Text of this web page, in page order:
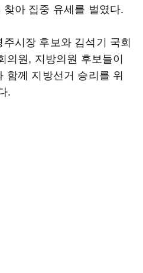
아 집중 유세를 벌였다.
시장 후보와 김석기 국회
의원, 지방의원 후보들이
함께 지방선거 승리를 위
.